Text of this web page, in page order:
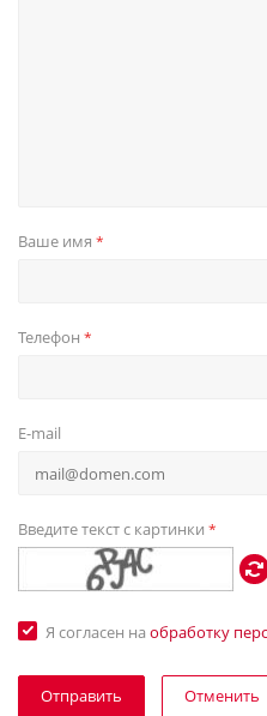
Ваше имя *
Телефон *
E-mail
Введите текст с картинки *
Я согласен на обработку
Отменить